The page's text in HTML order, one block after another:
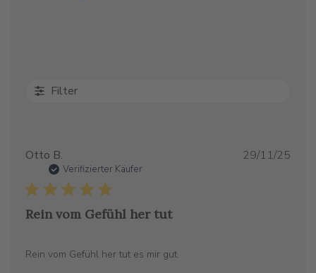
Filter
Otto B.
Verifizierter Käufer
Rein vom Gefühl her tut
Rein vom Gefühl her tut es mir gut.
29/11/25